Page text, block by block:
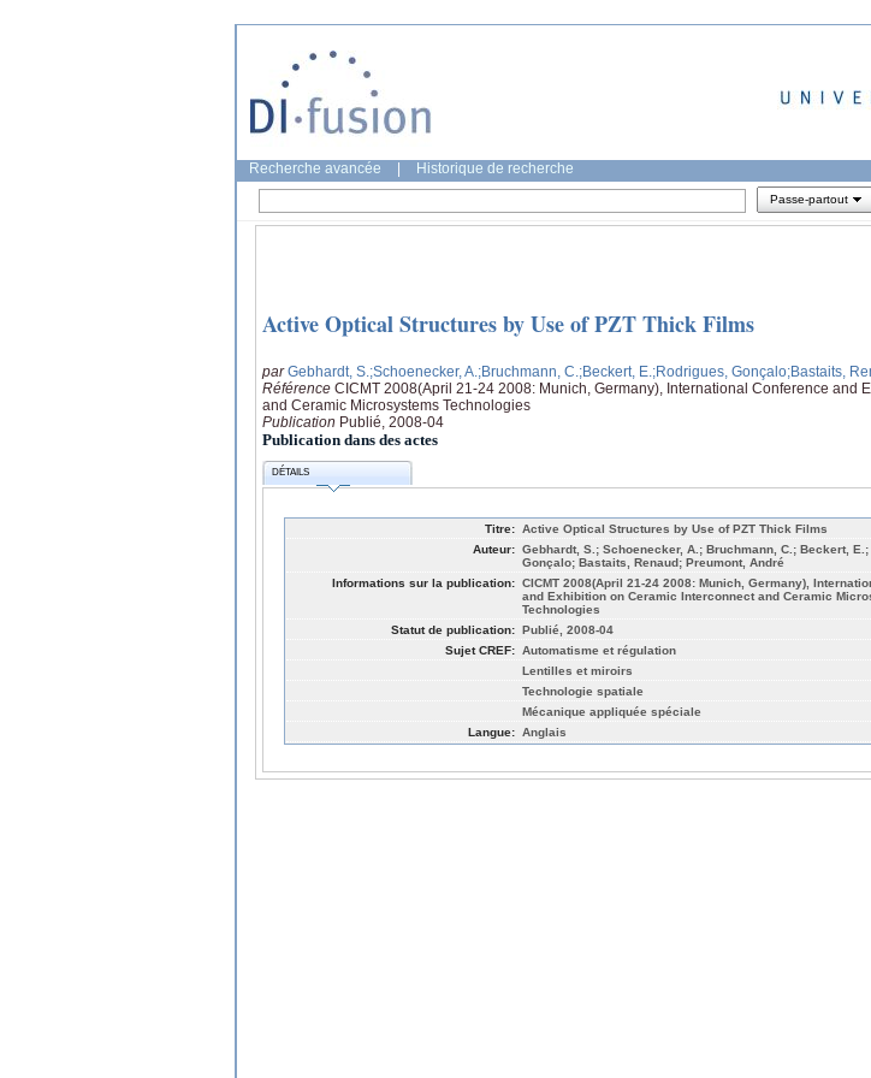
Recherche avancée Historique de recherche
Passe-partout
Active Optical Structures by Use of PZT Thick Films
parGebhardt, S. ;Schoenecker, A. ;Bruchmann, C. ;Beckert, E. ;Rodrigues, Gonçalo;Bastaits,
Référence CICMT 2008(April 21-24 2008: Munich, Germany), International Conference and
and Ceramic Microsystems Technologies
Publication Publié, 2008-04
Publication dans des actes
DÉTAILS
Titre: Active Optical Structures by Use of PZT Thick Films
Auteur: Gebhardt, S.; Schoenecker, A.; Bruchmann, C.; Beckert, E.;
Gonçalo; Bastaits, Renaud; Preumont, André
Informations sur la publication: CICMT 2008(April 21-24 2008: Munich, Germany),
and Exhibition on Ceramic Interconnect and Ceramic
Technologies
Statut de publication: Publié, 2008-04
Sujet CREF: Automatisme et régulation
Lentilles et miroirs
Technologie spatiale
Mécanique appliquée spéciale
Langue: Anglais